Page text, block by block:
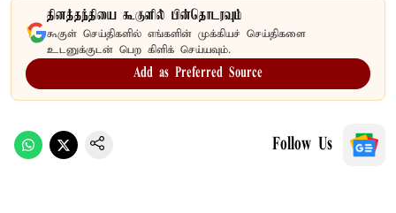
தினத்தந்தியை கூகுளில் பின்தொடரவும்
கூகுள் செய்திகளில் எங்களின் முக்கியச் செய்திகளை
உடனுக்குடன் பெற கிளிக் செய்யவும்.
Add as Preferred Source
Follow Us